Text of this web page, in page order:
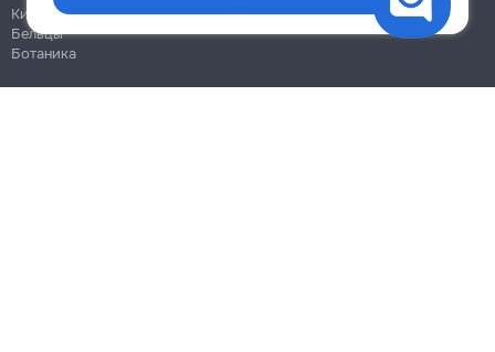
Кишинёв
Бельцы
Ботаника